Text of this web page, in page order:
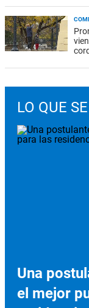
LO QUE
Una
el mejor